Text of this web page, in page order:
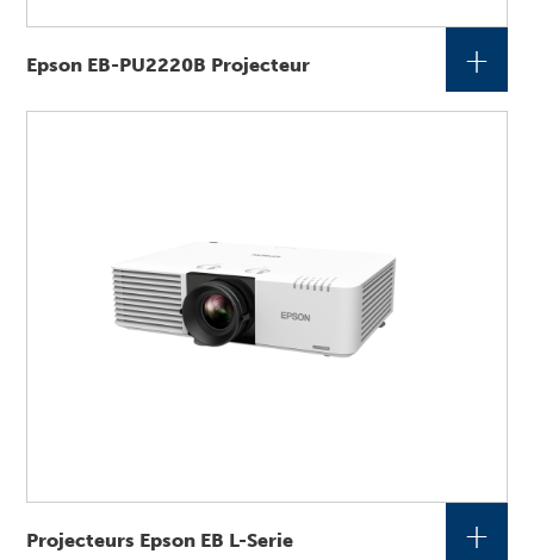
Epson EB-PU2220B Projecteur +
Projecteurs Epson EB L-Serie +